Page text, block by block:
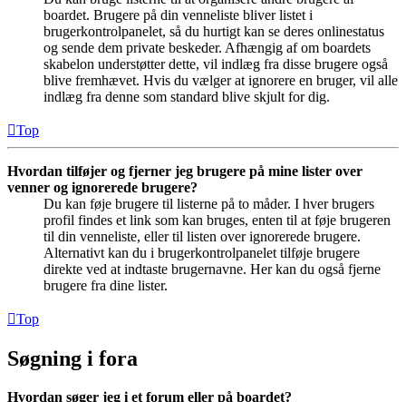
boardet. Brugere på din venneliste bliver listet i
brugerkontrolpanelet, så du hurtigt kan se deres onlinestatus
og sende dem private beskeder. Afhængig af om boardets
skabelon understøtter dette, vil indlæg fra disse brugere også
blive fremhævet. Hvis du vælger at ignorere en bruger, vil alle
indlæg fra denne som standard blive skjult for dig.
Top
Hvordan tilføjer og fjerner jeg brugere på mine lister over
venner og ignorerede brugere?
Du kan føje brugere til listerne på to måder. I hver brugers
profil findes et link som kan bruges, enten til at føje brugeren
til din venneliste, eller til listen over ignorerede brugere.
Alternativt kan du i brugerkontrolpanelet tilføje brugere
direkte ved at indtaste brugernavne. Her kan du også fjerne
brugere fra dine lister.
Top
Søgning i fora
Hvordan søger jeg i et forum eller på boardet?